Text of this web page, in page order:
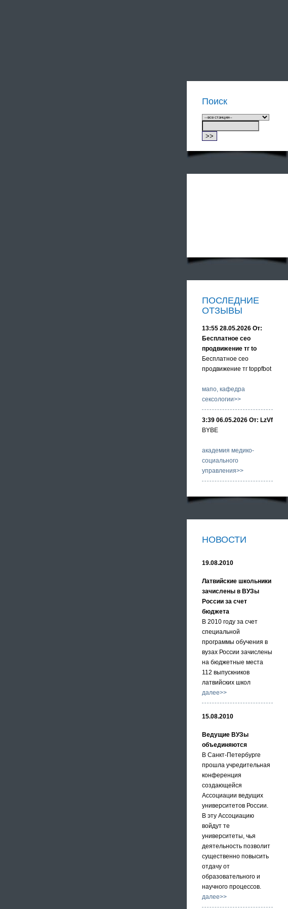
Поиск
ПОСЛЕДНИЕ
ОТЗЫВЫ
13:55 28.05.2026 От:
Бесплатное сео
продвижение тг to
Бесплатное сео
продвижение тг toppfbot
мапо, кафедра
сексологии>>
3:39 06.05.2026 От: LzVf
BYBE
академия медико-
социального
управления>>
НОВОСТИ
19.08.2010
Латвийские школьники
зачислены в ВУЗы
России за счет
бюджета
В 2010 году за счет
специальной
программы обучения в
вузах России зачислены
на бюджетные места
112 выпускников
латвийских школ
далее>>
15.08.2010
Ведущие ВУЗы
объединяются
В Санкт-Петербурге
прошла учредительная
конференция
создающейся
Ассоциации ведущих
университетов России.
В эту Ассоциацию
войдут те
университеты, чья
деятельность позволит
существенно повысить
отдачу от
образовательного и
научного процессов.
далее>>